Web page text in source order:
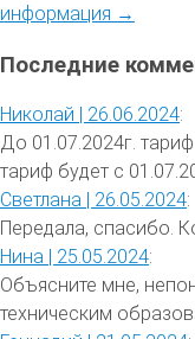
информация →
Последние
Николай | 26.06.2024:
До 01.07.2024г.
тариф будет с
Светлана | 26.05.2024:
Передала, спасибо.
Нина | 25.05.2024:
Объясните мне,
техническим